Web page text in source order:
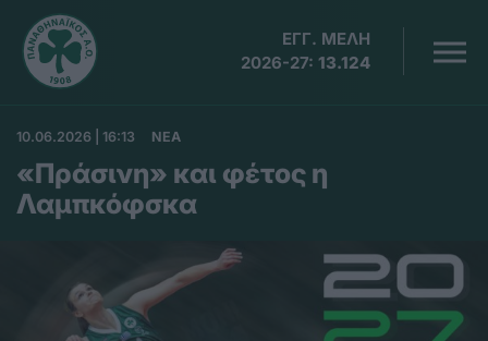
ΕΓΓ. ΜΕΛΗ
2026-27: 13.124
10.06.2026 | 16:13 ΝΕΑ
«Πράσινη» και φέτος η
Λαμπκόφσκα